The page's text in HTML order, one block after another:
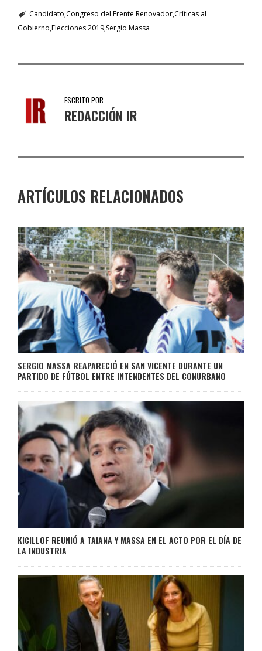
Candidato Congreso del Frente RenovadorCríticas al
Gobierno Elecciones 2019 Sergio Massa
ESCRITO POR
REDACCIÓN IR
ARTÍCULOS RELACIONADOS
SERGIO MASSA REAPARECIÓ EN SAN VICENTE DURANTE UN
PARTIDO DE FÚTBOL ENTRE INTENDENTES DEL CONURBANO
KICILLOF REUNIÓ A TAIANA Y MASSA EN EL ACTO POR EL DÍA DE
LA INDUSTRIA